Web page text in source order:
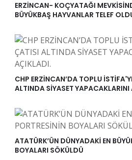
ERZİNCAN- KOÇYATAĞI
BÜYÜKBAŞ HAYVANLAR TELEF
CHP ERZİNCAN’DA TOPLU
ALTINDA SİYASET
ATATÜRK’ÜN DÜNYADAKİ EN
BOYALARI SÖKÜLDÜ